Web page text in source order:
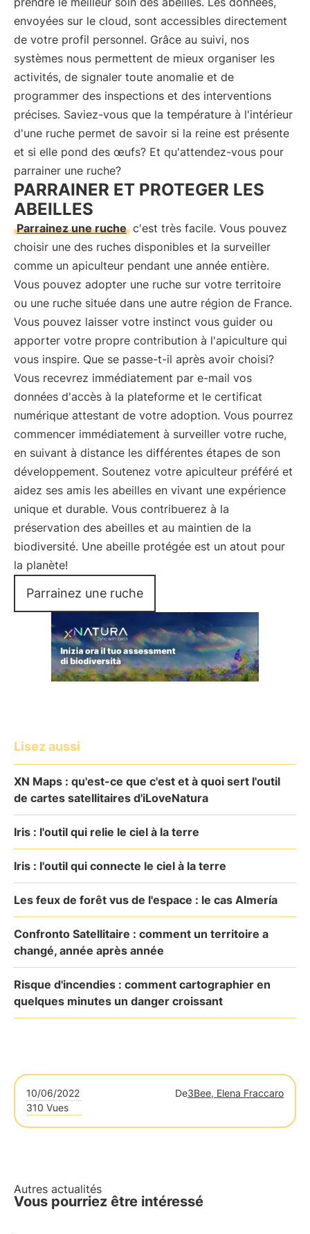
envoyées sur le cloud, sont accessibles directement
de votre profil personnel. Grâce au suivi, nos
systèmes nous permettent de mieux organiser les
activités, de signaler toute anomalie et de
programmer des inspections et des interventions
précises. Saviez-vous que la température à l'intérieur
d'une ruche permet de savoir si la reine est présente
et si elle pond des œufs? Et qu'attendez-vous pour
parrainer une ruche?
PARRAINER ET PROTEGER LES
ABEILLES
Parrainez une ruche c'est très facile. Vous pouvez
choisir une des ruches disponibles et la surveiller
comme un apiculteur pendant une année entière.
Vous pouvez adopter une ruche sur votre territoire
ou une ruche située dans une autre région de France.
Vous pouvez laisser votre instinct vous guider ou
apporter votre propre contribution à l'apiculture qui
vous inspire. Que se passe-t-il après avoir choisi?
Vous recevrez immédiatement par e-mail vos
données d'accès à la plateforme et le certificat
numérique attestant de votre adoption. Vous pourrez
commencer immédiatement à surveiller votre ruche,
en suivant à distance les différentes étapes de son
développement. Soutenez votre apiculteur préféré et
aidez ses amis les abeilles en vivant une expérience
unique et durable. Vous contribuerez à la
préservation des abeilles et au maintien de la
biodiversité. Une abeille protégée est un atout pour
la planète!
Parrainez une ruche
Lisez aussi
XN Maps : qu'est-ce que c'est et à quoi sert l'outil
de cartes satellitaires d'iLoveNatura
Iris : l'outil qui relie le ciel à la terre
Iris : l'outil qui connecte le ciel à la terre
Les feux de forêt vus de l'espace : le cas Almería
Confronto Satellitaire : comment un territoire a
changé, année après année
Risque d'incendies : comment cartographier en
quelques minutes un danger croissant
10/06/2022 De3Bee, Elena Fraccaro
310 Vues
Autres actualités
Vous pourriez être intéressé